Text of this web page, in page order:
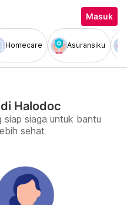
Masuk
Homecare Asuransiku
Halodoc
siap siaga untuk bantu
sehat